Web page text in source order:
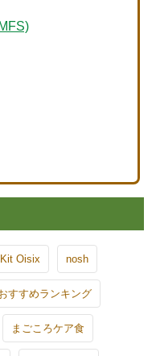
Kit Oisix nosh
すすめランキング
まごころケア食